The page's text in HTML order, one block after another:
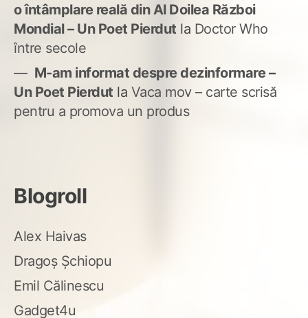
o întâmplare reală din Al Doilea Război
Mondial – Un Poet Pierdut la Doctor Who
între secole
M-am informat despre dezinformare –
Un Poet Pierdut la Vaca mov – carte scrisă
pentru a promova un produs
Blogroll
Alex Haivas
Dragoș Șchiopu
Emil Călinescu
Gadget4u